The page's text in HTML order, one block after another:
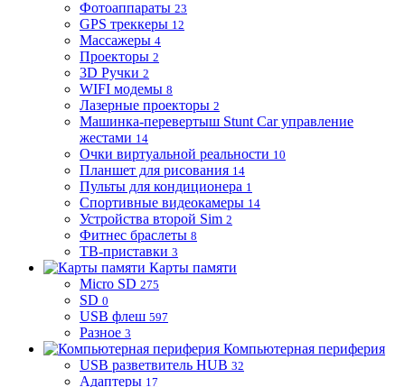
Фотоаппараты 23
GPS треккеры 12
Массажеры 4
Проекторы 2
3D Ручки 2
WIFI модемы 8
Лазерные проекторы 2
Машинка-перевертыш Stunt Car управление
жестами 14
Очки виртуальной реальности 10
Планшет для рисования 14
Пульты для кондиционера 1
Спортивные видеокамеры 14
Устройства второй Sim 2
Фитнес браслеты 8
ТВ-приставки 3
Карты памяти
Micro SD 275
SD 0
USB флеш 597
Разное 3
Компьютерная периферия
USB разветвитель HUB 32
Адаптеры 17